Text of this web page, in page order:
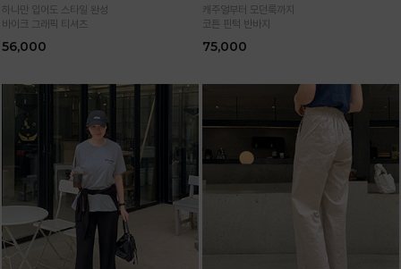
하나만 입어도 스타일 완성
바이크 그래픽 티셔츠
56,000
캐주얼부터 모던룩까지
코튼 핀턱 반바지
75,000